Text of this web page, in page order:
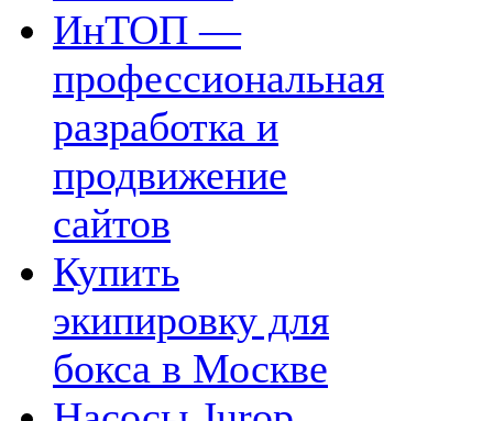
ИнТОП —
профессиональная
разработка и
продвижение
сайтов
Купить
экипировку для
бокса в Москве